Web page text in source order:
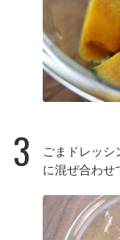
3
ごまドレッ
に混ぜ合わせ